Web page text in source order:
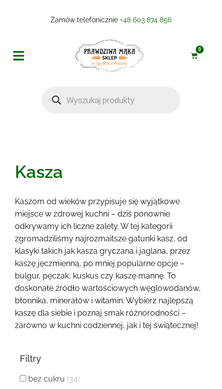
Zamów telefonicznie +48 603 874 856
0
Kasza
Kaszom od wieków przypisuje się wyjątkowe
miejsce w zdrowej kuchni – dziś ponownie
odkrywamy ich liczne zalety. W tej kategorii
zgromadziliśmy najrozmaitsze gatunki kasz, od
klasyki takich jak kasza gryczana i jaglana, przez
kaszę jęczmienną, po mniej popularne opcje –
bulgur, pęczak, kuskus czy kaszę mannę. To
doskonałe źródło wartościowych węglowodanów,
błonnika, minerałów i witamin. Wybierz najlepszą
kaszę dla siebie i poznaj smak różnorodności –
zarówno w kuchni codziennej, jak i tej świątecznej!
Filtry
bez cukru (34)